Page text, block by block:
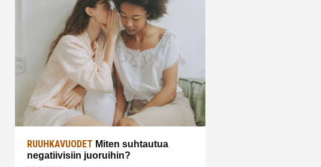
RUUHKAVUODET Miten suhtautua
negatiivisiin juoruihin?